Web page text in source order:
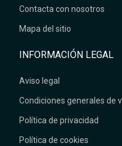
Contacta con nosotros
Mapa del sitio
INFORMACIÓN LEGAL
Aviso legal
Condiciones generales de
Política de privacidad
Política de cookies